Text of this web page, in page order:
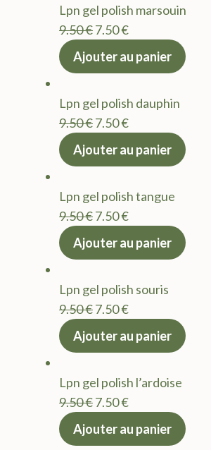
Lpn gel polish marsouin
9.50€Le
prix
9.50 €.
7.50€Le
actuel
7.50 €.
Ajouter au panier
Lpn gel polish dauphin
9.50€Le
prix
9.50 €.
7.50€Le
actuel
7.50 €.
Ajouter au panier
Lpn gel polish tangue
9.50€Le
prix
9.50 €.
7.50€Le
actuel
7.50 €.
Ajouter au panier
Lpn gel polish souris
9.50€Le
prix
9.50 €.
7.50€Le
actuel
7.50 €.
Ajouter au panier
Lpn gel polish l’ardoise
9.50€Le
prix
7.50€Le
actuel
Ajouter au panier